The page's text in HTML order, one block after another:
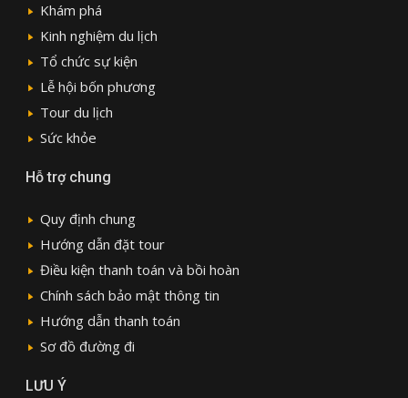
Khám phá
Kinh nghiệm du lịch
Tổ chức sự kiện
Lễ hội bốn phương
Tour du lịch
Sức khỏe
Hỗ trợ chung
Quy định chung
Hướng dẫn đặt tour
Điều kiện thanh toán và bồi hoàn
Chính sách bảo mật thông tin
Hướng dẫn thanh toán
Sơ đồ đường đi
LƯU Ý